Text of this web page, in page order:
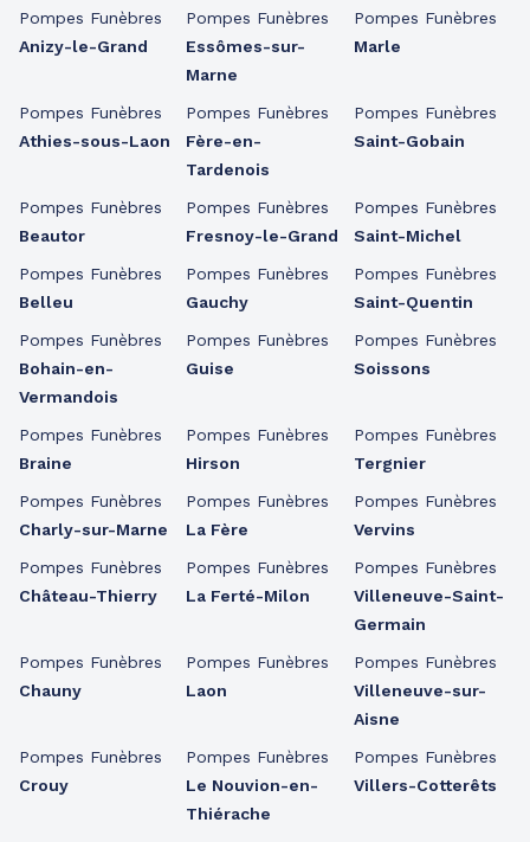
Pompes Funèbres
Anizy-le-Grand
Pompes Funèbres
Athies-sous-Laon
Pompes Funèbres
Beautor
Pompes Funèbres
Belleu
Pompes Funèbres
Bohain-en-
Vermandois
Pompes Funèbres
Braine
Pompes Funèbres
Charly-sur-Marne
Pompes Funèbres
Château-Thierry
Pompes Funèbres
Chauny
Pompes Funèbres
Crouy
Pompes Funèbres
Essômes-sur-
Marne
Pompes Funèbres
Fère-en-
Tardenois
Pompes Funèbres
Fresnoy-le-Grand
Pompes Funèbres
Gauchy
Pompes Funèbres
Guise
Pompes Funèbres
Hirson
Pompes Funèbres
La Fère
Pompes Funèbres
La Ferté-Milon
Pompes Funèbres
Laon
Pompes Funèbres
Le Nouvion-en-
Thiérache
Pompes Funèbres
Marle
Pompes Funèbres
Saint-Gobain
Pompes Funèbres
Saint-Michel
Pompes Funèbres
Saint-Quentin
Pompes Funèbres
Soissons
Pompes Funèbres
Tergnier
Pompes Funèbres
Vervins
Pompes Funèbres
Villeneuve-Saint-
Germain
Pompes Funèbres
Villeneuve-sur-
Aisne
Pompes Funèbres
Villers-Cotterêts